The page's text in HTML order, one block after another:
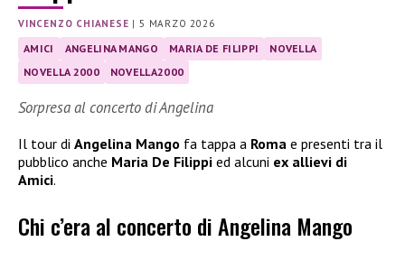
VINCENZO CHIANESE | 5 MARZO 2026
AMICI ANGELINA MANGO MARIA DE FILIPPI
NOVELLA
NOVELLA 2000
NOVELLA2000
Sorpresa al concerto di Angelina
Il tour di Angelina Mango fa tappa a Roma e presenti tra il
pubblico anche Maria De Filippi ed alcuni ex allievi di
Amici.
Chi c’era al concerto di Angelina Mango